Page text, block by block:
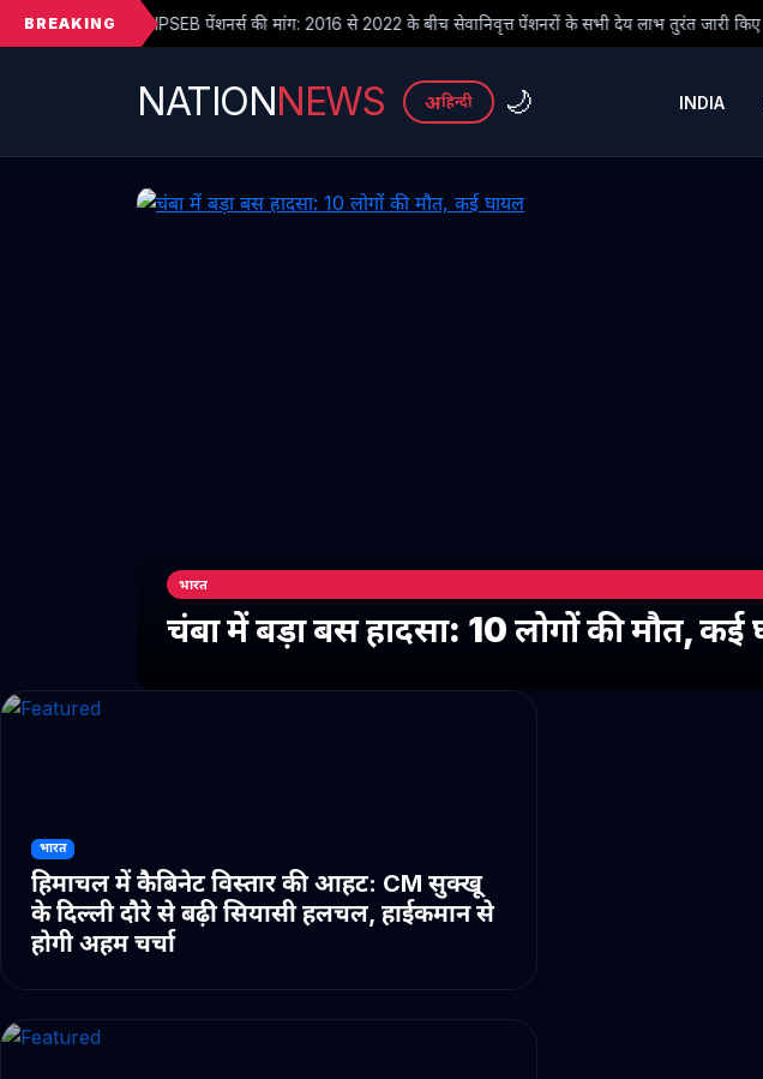
BREAKING
पेंशनर्स की मांग: 2016 से 2022 के बीच सेवानिवृत्त पेंशनरों के सभी देय लाभ तुरंत जारी किए जाएं ● फर्जी
NATIONNEWS अहिन्दी 🌙 INDIA
भारत
चंबा में बड़ा बस हादसा: 10 लोगों की मौत, कई
भारत
हिमाचल में कैबिनेट विस्तार की आहट: CM सुक्खू
के दिल्ली दौरे से बढ़ी सियासी हलचल, हाईकमान से
होगी अहम चर्चा